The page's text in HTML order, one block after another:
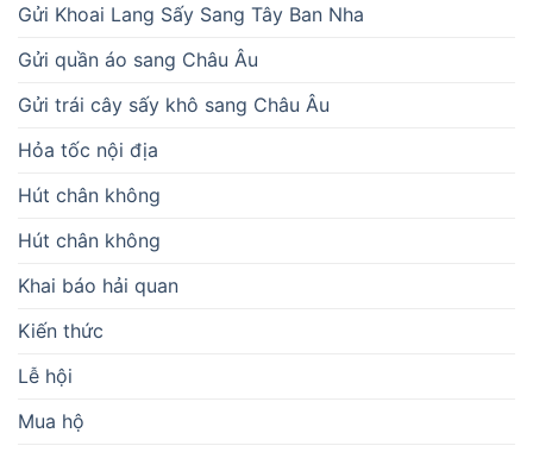
Gửi Khoai Lang Sấy Sang Tây Ban Nha
Gửi quần áo sang Châu Âu
Gửi trái cây sấy khô sang Châu Âu
Hỏa tốc nội địa
Hút chân không
Hút chân không
Khai báo hải quan
Kiến thức
Lễ hội
Mua hộ